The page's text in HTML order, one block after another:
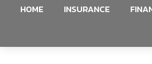
HOME INSURANCE